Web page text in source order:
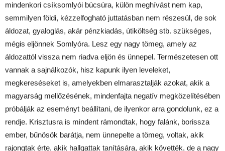
mindenkori csíksomlyói búcsúra, külön meghívást nem kap,
semmilyen földi, kézzelfogható juttatásban nem részesül, de sok
áldozat, gyaloglás, akár pénzkiadás, útiköltség stb. szükséges,
mégis eljönnek Somlyóra. Lesz egy nagy tömeg, amely az
áldozattól vissza nem riadva eljön és ünnepel. Természetesen ott
vannak a sajnálkozók, hisz kapunk ilyen leveleket,
megkereséseket is, amelyekben elmarasztalják azokat, akik a
magyarság mellőzésének, mindenfajta negatív megközelítésében
próbálják az eseményt beállítani, de ilyenkor arra gondolunk, ez a
rendje. Krisztusra is mindent rámondtak, hogy falánk, borissza
ember, bűnösök barátja, nem ünnepelte a tömeg, voltak, akik
rajongtak érte, akik hallgattak tanítására, akik követték, de a nagy